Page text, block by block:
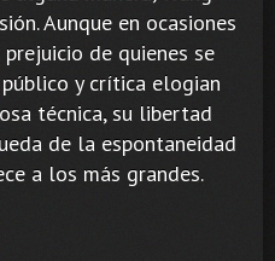
Aunque en ocasiones
de quienes se
y crítica elogian
técnica, su libertad
de la espontaneidad
a los más grandes.